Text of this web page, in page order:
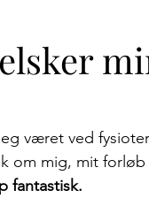
været ved
om mig, mit
fantastisk.